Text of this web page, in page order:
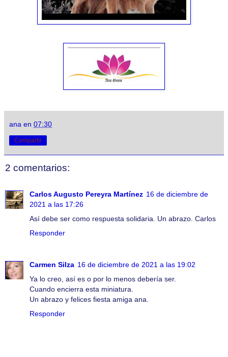
ana en 07:30
Compartir
2 comentarios:
Carlos Augusto Pereyra Martínez 16 de diciembre de
2021 a las 17:26
Así debe ser como respuesta solidaria. Un abrazo. Carlos
Responder
Carmen Silza 16 de diciembre de 2021 a las 19:02
Ya lo creo, así es o por lo menos debería ser.
Cuando encierra esta miniatura.
Un abrazo y felices fiesta amiga ana.
Responder